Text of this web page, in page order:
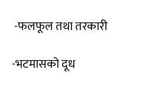
-फलफूल तथा तरकारी
-भटमासको दूध